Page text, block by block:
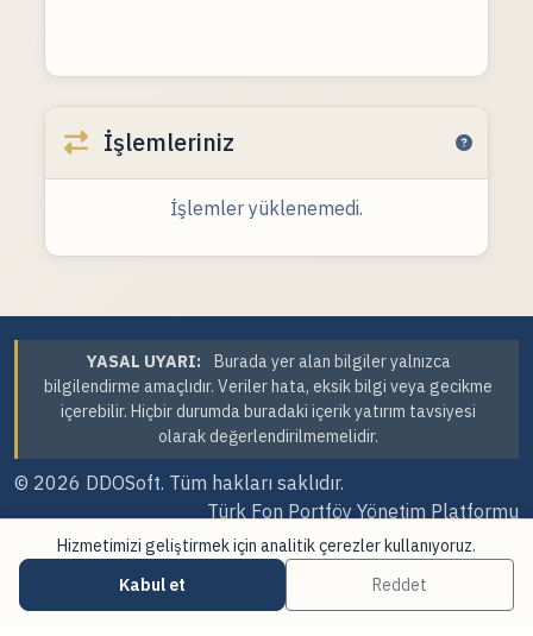
İşlemleriniz
İşlemler yüklenemedi.
YASAL UYARI:
Burada yer alan bilgiler yalnızca
bilgilendirme amaçlıdır. Veriler hata, eksik bilgi veya gecikme
içerebilir. Hiçbir durumda buradaki içerik yatırım tavsiyesi
olarak değerlendirilmemelidir.
© 2026 DDOSoft. Tüm hakları saklıdır.
Türk Fon Portföy Yönetim Platformu
Sürüm Tarihi: 07.08.2026 23:41
Veri Kaynakları·
Hizmetimizi geliştirmek için analitik çerezler kullanıyoruz.
Kabul et
Reddet